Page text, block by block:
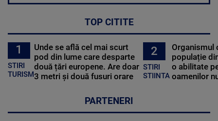
TOP CITITE
1
STIRI
TURISM
Unde se află cel mai scurt
pod din lume care desparte
două țări europene. Are doar
3 metri și două fusuri orare
2
STIRI
STIINTA
Organismul
populație
o abilitate
oamenilor
PARTENERI